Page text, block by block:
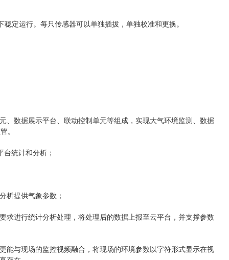
定运行。每只传感器可以单独插拔，单独校准和更换。
、数据展示平台、联动控制单元等组成，实现大气环境监测、数据
。
统计和分析；
析提供气象参数；
求进行统计分析处理，将处理后的数据上报至云平台，并支撑参数
能与现场的监控视频融合，将现场的环境参数以字符形式显示在视